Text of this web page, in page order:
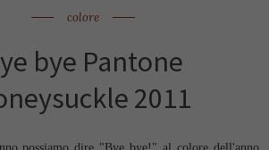
colore
bye Pantone
2011